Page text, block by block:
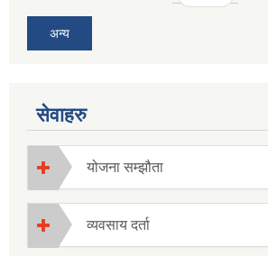
अन्य
सेवाहरु
योजना सम्झौता
व्यवसाय दर्ता